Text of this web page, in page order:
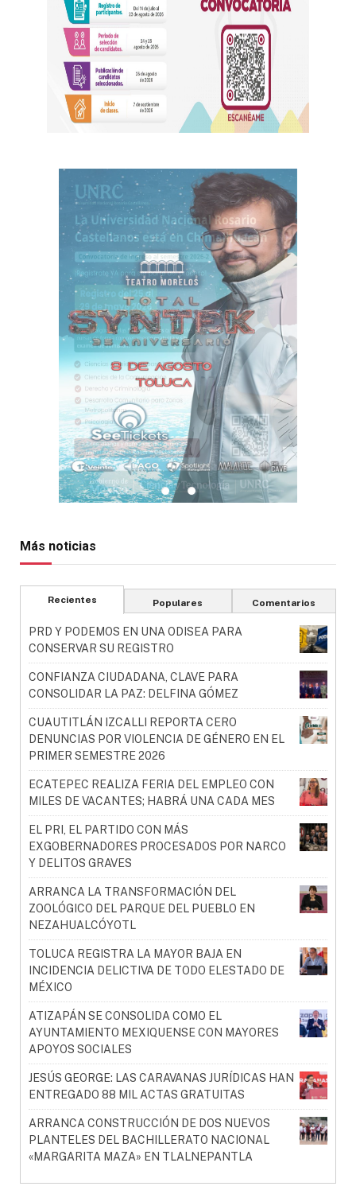
Más noticias
Recientes Populares Comentarios
PRD Y PODEMOS EN UNA ODISEA PARA
CONSERVAR SU REGISTRO
CONFIANZA CIUDADANA, CLAVE PARA
CONSOLIDAR LA PAZ: DELFINA GÓMEZ
CUAUTITLÁN IZCALLI REPORTA CERO
DENUNCIAS POR VIOLENCIA DE GÉNERO EN EL
PRIMER SEMESTRE 2026
ECATEPEC REALIZA FERIA DEL EMPLEO CON
MILES DE VACANTES; HABRÁ UNA CADA MES
EL PRI, EL PARTIDO CON MÁS
EXGOBERNADORES PROCESADOS POR NARCO
Y DELITOS GRAVES
ARRANCA LA TRANSFORMACIÓN DEL
ZOOLÓGICO DEL PARQUE DEL PUEBLO EN
NEZAHUALCÓYOTL
TOLUCA REGISTRA LA MAYOR BAJA EN
INCIDENCIA DELICTIVA DE TODO ELESTADO DE
MÉXICO
ATIZAPÁN SE CONSOLIDA COMO EL
AYUNTAMIENTO MEXIQUENSE CON MAYORES
APOYOS SOCIALES
JESÚS GEORGE: LAS CARAVANAS JURÍDICAS HAN
ENTREGADO 88 MIL ACTAS GRATUITAS
ARRANCA CONSTRUCCIÓN DE DOS NUEVOS
PLANTELES DEL BACHILLERATO NACIONAL
«MARGARITA MAZA» EN TLALNEPANTLA